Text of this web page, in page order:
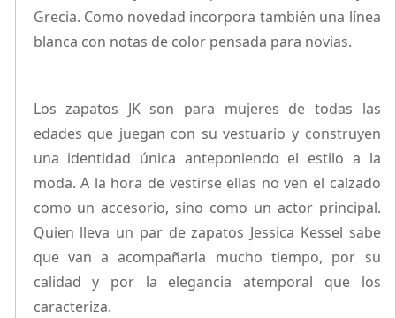
Grecia. Como novedad incorpora también una línea
blanca con notas de color pensada para novias.
Los zapatos JK son para mujeres de todas las
edades que juegan con su vestuario y construyen
una identidad única anteponiendo el estilo a la
moda. A la hora de vestirse ellas no ven el calzado
como un accesorio, sino como un actor principal.
Quien lleva un par de zapatos Jessica Kessel sabe
que van a acompañarla mucho tiempo, por su
calidad y por la elegancia atemporal que los
caracteriza.